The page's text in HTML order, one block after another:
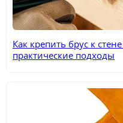
Как крепить брус к
практические подходы